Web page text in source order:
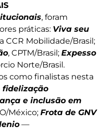
, foram
práticas: Viva seu
CCR Mobilidade/Brasil;
, CPTM/Brasil; Expesso
Norte/Brasil.
como finalistas nesta
e inclusão em
México; Frota de GNV
—